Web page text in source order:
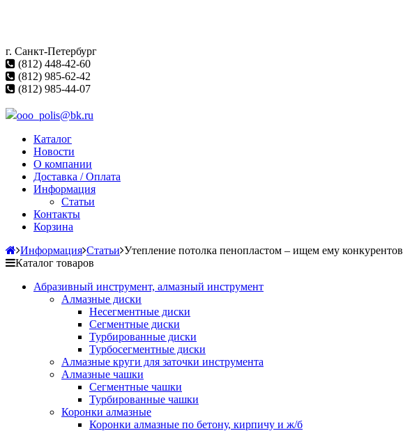
г. Санкт-Петербург
(812) 448-42-60
(812) 985-62-42
(812) 985-44-07
ooo_polis@bk.ru
Каталог
Новости
О компании
Доставка / Оплата
Информация
Статьи
Контакты
Корзина
Информация Статьи Утепление потолка пенопластом – ищем ему конкурентов
Каталог товаров
Абразивный инструмент, алмазный инструмент
Алмазные диски
Несегментные диски
Сегментные диски
Турбированные диски
Турбосегментные диски
Алмазные круги для заточки инструмента
Алмазные чашки
Сегментные чашки
Турбированные чашки
Коронки алмазные
Коронки алмазные по бетону, кирпичу и ж/б